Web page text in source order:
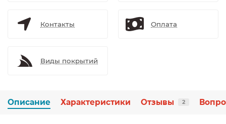
Контакты Оплата
Виды покрытий
Описание Характеристики Отзывы 2